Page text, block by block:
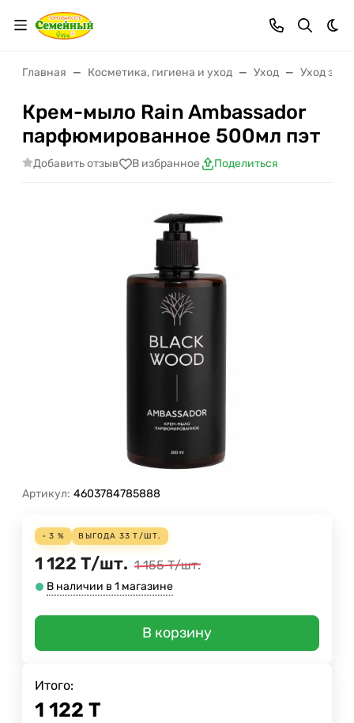
Главная Косметика, гигиена и уход Уход Уход за
Крем-мыло Rain Ambassador
парфюмированное 500мл пэт
Добавить отзыв В избранное Поделиться
Артикул: 4603784785888
- 3 % ВЫГОДА 33 Т/ШТ.
1 122 Т/шт. 1 155 Т/шт.
В наличии в 1 магазине
В корзину
Итого:
1 122 Т